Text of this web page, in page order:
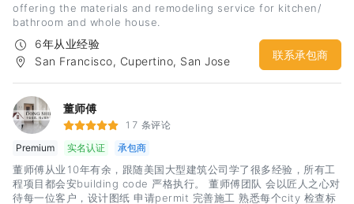
offering the materials and remodeling service for kitchen/
bathroom and whole house.
6年从业经验
San Francisco, Cupertino, San Jose
联系承包商
董师傅
17 条评论
Premium
实名认证 承包商
董师傅从业10年有余，跟随美国大型建筑公司学了很多经验，所有工
程项目都会安building code 严格执行。 董师傅团队 会以匠人之心对
待每一位客户，设计图纸 申请permit 完善施工 熟悉每个city 检查标